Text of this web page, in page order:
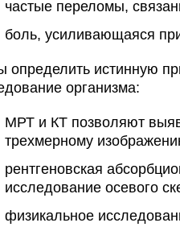
частые переломы,
боль, усиливающаяся
определить истинную
организма:
МРТ и КТ позволяют
трехмерному
рентгеновская
исследование осевого
физикальное